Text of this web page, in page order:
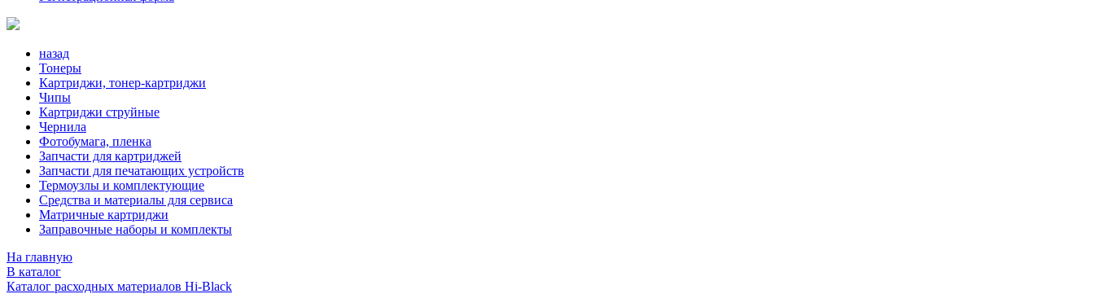
назад
Тонеры
Картриджи, тонер-картриджи
Чипы
Картриджи струйные
Чернила
Фотобумага, пленка
Запчасти для картриджей
Запчасти для печатающих устройств
Термоузлы и комплектующие
Средства и материалы для сервиса
Матричные картриджи
Заправочные наборы и комплекты
На главную
В каталог
Каталог расходных материалов Hi-Black